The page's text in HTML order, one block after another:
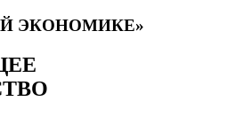
ЭКОНОМИКЕ»